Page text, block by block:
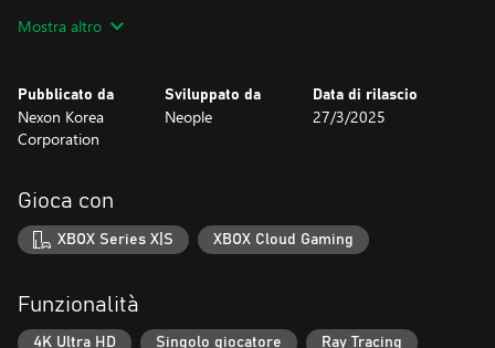
battaglia rappresenta un passo verso la vendetta. Torna nel
luogo in cui Khazan è stato sconfitto per recuperare le stille
perdute e reclamare preziosa esperienza con cui avanzare di
Affina la tua tecnica nel corso dell'avventura per essere all'altezza
di ogni sfida.
[PREPARA L'EQUIPAGGIAMENTO E COMBATTI!]
ottenere la vendetta di Khazan. Indossa un set completo di
sorti della battaglia, oppure combina set differenti per creare una
Mostra altro
Pubblicato da
Nexon Korea
Corporation
Sviluppato da
Neople
Data di rilascio
27/3/2025
Gioca con
XBOX Series X|S XBOX Cloud Gaming
Funzionalità
4K Ultra HD Singolo giocatore Ray Tracing